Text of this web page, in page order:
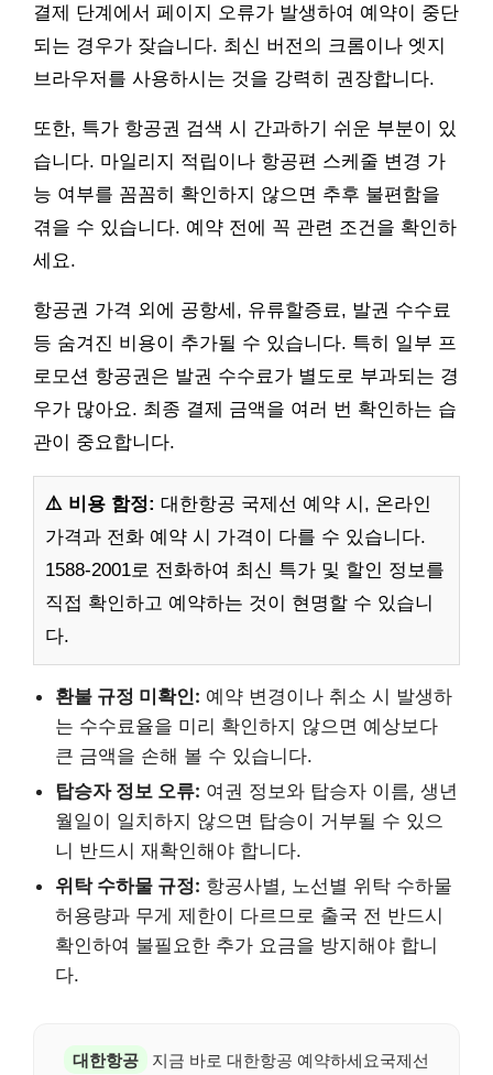
결제 단계에서 페이지 오류가 발생하여 예약이 중단
되는 경우가 잦습니다. 최신 버전의 크롬이나 엣지
브라우저를 사용하시는 것을 강력히 권장합니다.
또한, 특가 항공권 검색 시 간과하기 쉬운 부분이 있
습니다. 마일리지 적립이나 항공편 스케줄 변경 가
능 여부를 꼼꼼히 확인하지 않으면 추후 불편함을
겪을 수 있습니다. 예약 전에 꼭 관련 조건을 확인하
세요.
항공권 가격 외에 공항세, 유류할증료, 발권 수수료
등 숨겨진 비용이 추가될 수 있습니다. 특히 일부 프
로모션 항공권은 발권 수수료가 별도로 부과되는 경
우가 많아요. 최종 결제 금액을 여러 번 확인하는 습
관이 중요합니다.
⚠️ 비용 함정: 대한항공 국제선 예약 시, 온라인
가격과 전화 예약 시 가격이 다를 수 있습니다.
1588-2001로 전화하여 최신 특가 및 할인 정보를
직접 확인하고 예약하는 것이 현명할 수 있습니
다.
환불 규정 미확인: 예약 변경이나 취소 시 발생하
는 수수료율을 미리 확인하지 않으면 예상보다
큰 금액을 손해 볼 수 있습니다.
탑승자 정보 오류: 여권 정보와 탑승자 이름, 생년
월일이 일치하지 않으면 탑승이 거부될 수 있으
니 반드시 재확인해야 합니다.
위탁 수하물 규정: 항공사별, 노선별 위탁 수하물
허용량과 무게 제한이 다르므로 출국 전 반드시
확인하여 불필요한 추가 요금을 방지해야 합니
다.
대한항공
지금 바로 대한항공 예약하세요국제선